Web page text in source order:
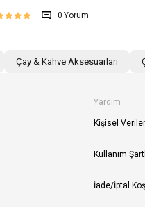
0
Çay & Kahve Aksesuarları
Yardım
Kişisel
Kullanım
İade/İptal